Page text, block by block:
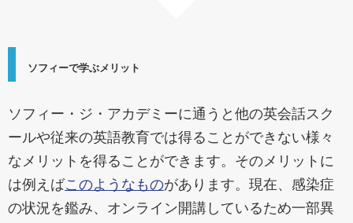
ソフィーで学ぶメリット
ソフィー・ジ・アカデミーに通うと他の英会話スク
ールや従来の英語教育では得ることができない様々
なメリットを得ることができます。そのメリットに
は例えばこのようなものがあります。現在、感染症
の状況を鑑み、オンライン開講しているため一部異